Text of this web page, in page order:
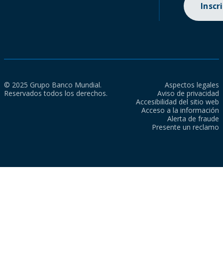
© 2025 Grupo Banco Mundial.
Reservados todos los derechos.
Aspectos legales
Aviso de privacidad
Accesibilidad del sitio web
Acceso a la información
Alerta de fraude
Presente un reclamo